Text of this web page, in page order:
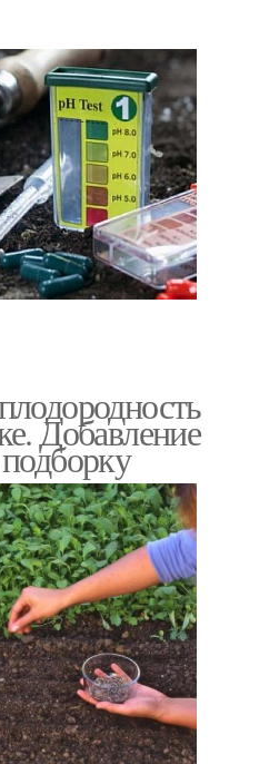
Добавление